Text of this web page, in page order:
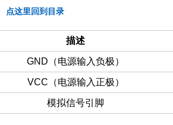
点这里回到目录
描述
GND（电源输入负极）
VCC（电源输入正极）
模拟信号引脚